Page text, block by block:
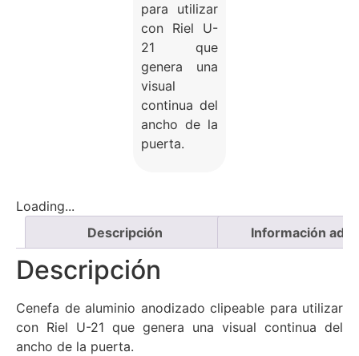
para utilizar
con Riel U-
21 que
genera una
visual
continua del
ancho de la
puerta.
Loading...
Descripción
Información
Descripción
Cenefa de aluminio anodizado clipeable para utilizar
con Riel U-21 que genera una visual continua del
ancho de la puerta.